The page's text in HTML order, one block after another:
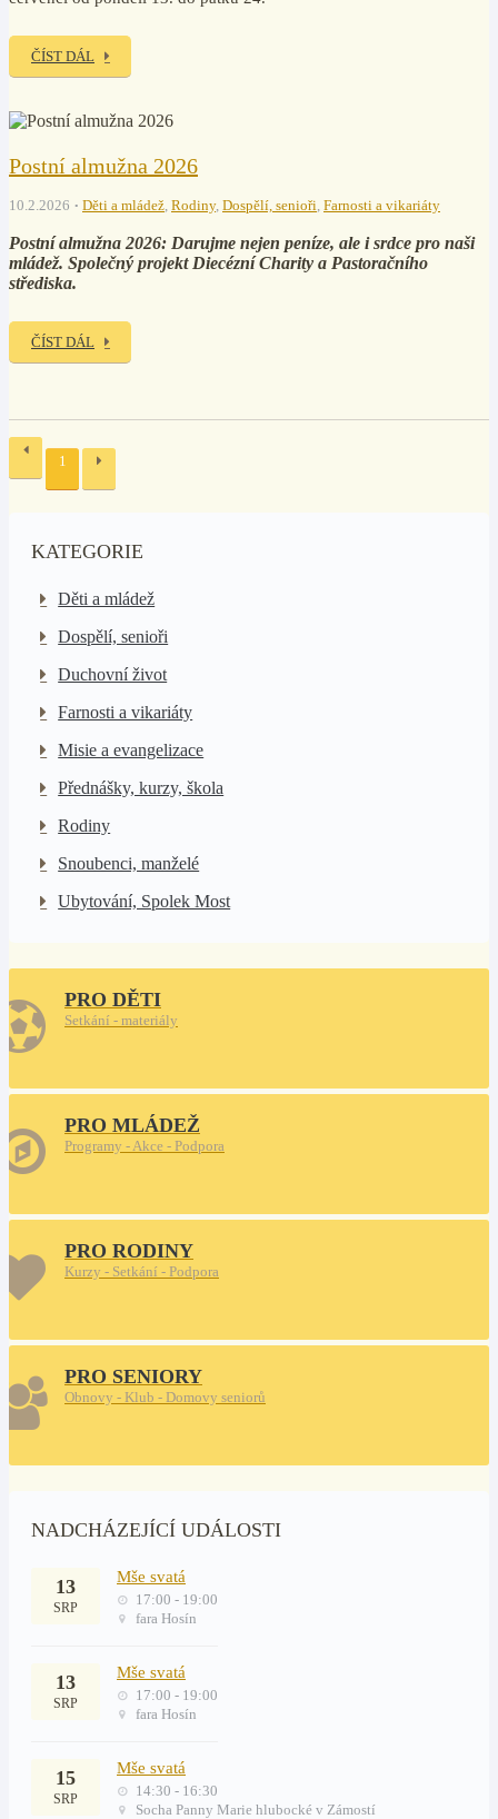
ČÍST DÁL
Postní almužna 2026
10.2.2026 Děti a mládež, Rodiny, Dospělí, senioři, Farnosti a vikariáty
Postní almužna 2026: Darujme nejen peníze, ale i srdce pro naši
mládež. Společný projekt Diecézní Charity a Pastoračního
střediska.
ČÍST DÁL
1
KATEGORIE
Děti a mládež
Dospělí, senioři
Duchovní život
Farnosti a vikariáty
Misie a evangelizace
Přednášky, kurzy, škola
Rodiny
Snoubenci, manželé
Ubytování, Spolek Most
PRO DĚTI
Setkání - materiály
PRO MLÁDEŽ
Programy - Akce - Podpora
PRO RODINY
Kurzy - Setkání - Podpora
PRO SENIORY
Obnovy - Klub - Domovy seniorů
NADCHÁZEJÍCÍ UDÁLOSTI
13
SRP
Mše svatá
17:00 - 19:00
fara Hosín
13
SRP
Mše svatá
17:00 - 19:00
fara Hosín
15
SRP
Mše svatá
14:30 - 16:30
Socha Panny Marie hlubocké v Zámostí